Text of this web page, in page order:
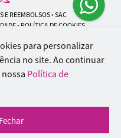
E REEMBOLSOS• SAC
• POLÍTICA DE COOKIES
0001-74
- RJ - 20.920-340
(21) 9 6715-9790
- Desenvolvido por
para personalizar
no site. Ao continuar
Política de